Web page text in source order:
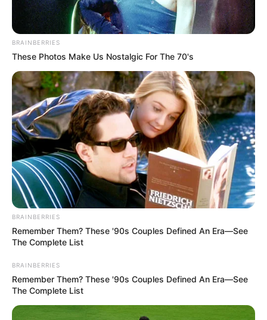
BRAINBERRIES
These Photos Make Us Nostalgic For The 70's
BRAINBERRIES
Remember Them? These '90s Couples Defined An Era—See
The Complete List
BRAINBERRIES
Remember Them? These '90s Couples Defined An Era—See
The Complete List